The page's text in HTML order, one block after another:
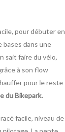
pour débuter en
dans une
sait faire du vélo,
à son flow
pour le reste
du Bikepark.
facile, niveau de